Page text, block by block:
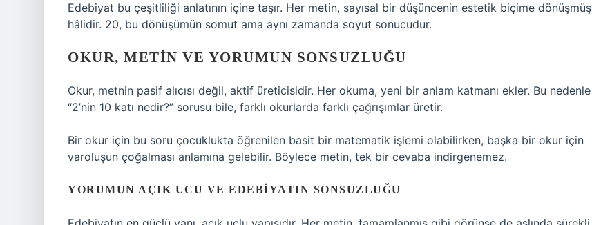
Edebiyat bu çeşitliliği anlatının içine taşır. Her metin, sayısal bir düşüncenin estetik biçime dönüşmüş
hâlidir. 20, bu dönüşümün somut ama aynı zamanda soyut sonucudur.
OKUR, METIN VE YORUMUN SONSUZLUĞU
Okur, metnin pasif alıcısı değil, aktif üreticisidir. Her okuma, yeni bir anlam katmanı ekler. Bu nedenle
“2’nin 10 katı nedir?” sorusu bile, farklı okurlarda farklı çağrışımlar üretir.
Bir okur için bu soru çocuklukta öğrenilen basit bir matematik işlemi olabilirken, başka bir okur için
varoluşun çoğalması anlamına gelebilir. Böylece metin, tek bir cevaba indirgenemez.
YORUMUN AÇIK UCU VE EDEBIYATIN SONSUZLUĞU